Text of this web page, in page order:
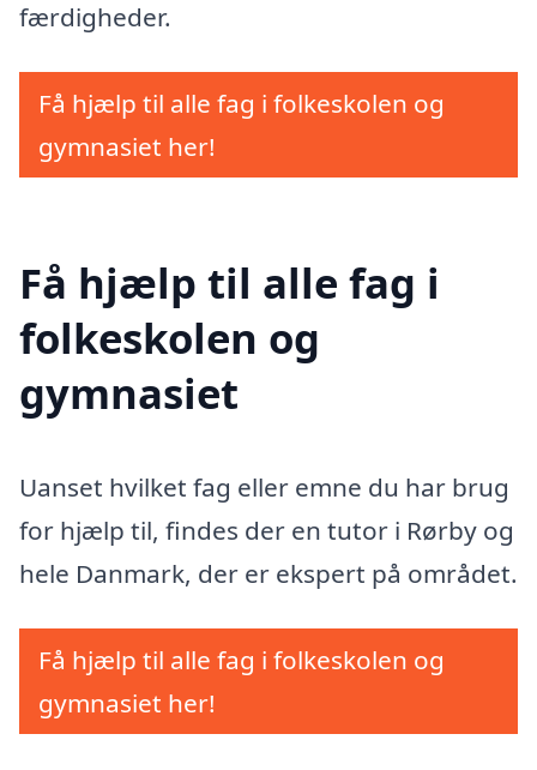
færdigheder.
Få hjælp til alle fag i folkeskolen og
gymnasiet her!
Få hjælp til alle fag i
folkeskolen og
gymnasiet
Uanset hvilket fag eller emne du har brug
for hjælp til, findes der en tutor i Rørby og
hele Danmark, der er ekspert på området.
Få hjælp til alle fag i folkeskolen og
gymnasiet her!